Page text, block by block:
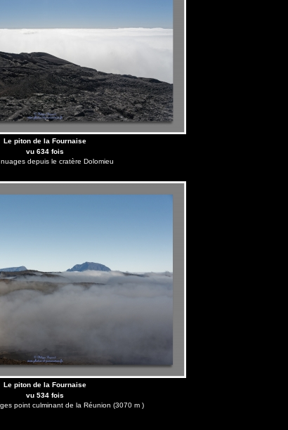
Le piton de la Fournaise
vu 634 fois
depuis le cratère Dolomieu
Le piton de la Fournaise
vu 534 fois
point culminant de la Réunion (3070 m )